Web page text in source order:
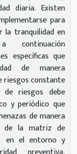
diaria. Existen
para
la tranquilidad en
continuación
específicas que
de manera
riesgos constante
de riesgos debe
y periódico que
de manera
de la matriz de
en el entorno y